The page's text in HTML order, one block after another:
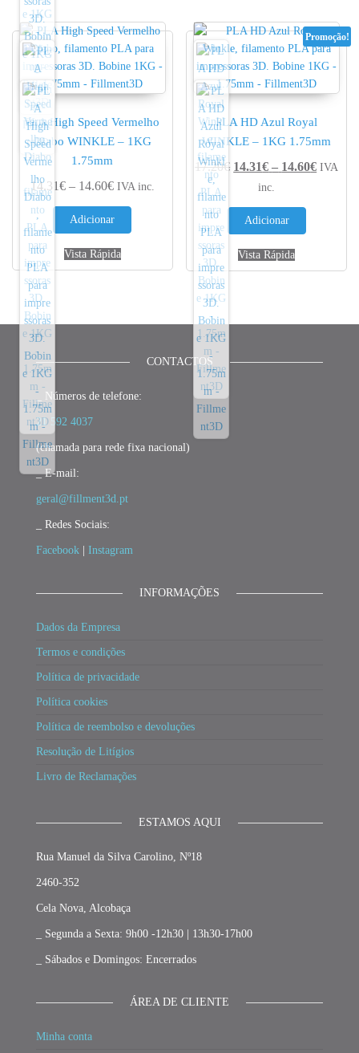
PLA High Speed Vermelho
Diabo WINKLE – 1KG
1.75mm
14.31€ – 14.60€Price range: 14.31€ through 14.60€
IVA inc.
Adicionar
Vista Rápida
Promoção!
PLA HD Azul Royal
WINKLE – 1KG 1.75mm
17.20€ 14.31€ – 14.60€Price
IVA
inc.
Adicionar
Vista Rápida
CONTACTOS
_ Números de telefone:
21 592 4037
(chamada para rede fixa nacional)
_ E-mail:
geral@fillment3d.pt
_ Redes Sociais:
Facebook Instagram
INFORMAÇÕES
Dados da Empresa
Termos e condições
Política de privacidade
Política cookies
Política de reembolso e devoluções
Resolução de Litígios
Livro de Reclamações
ESTAMOS AQUI
Rua Manuel da Silva Carolino, Nº18
2460-352
Cela Nova, Alcobaça
_ Segunda a Sexta: 9h00 -12h30 | 13h30-17h00
_ Sábados e Domingos: Encerrados
ÁREA DE CLIENTE
Minha conta